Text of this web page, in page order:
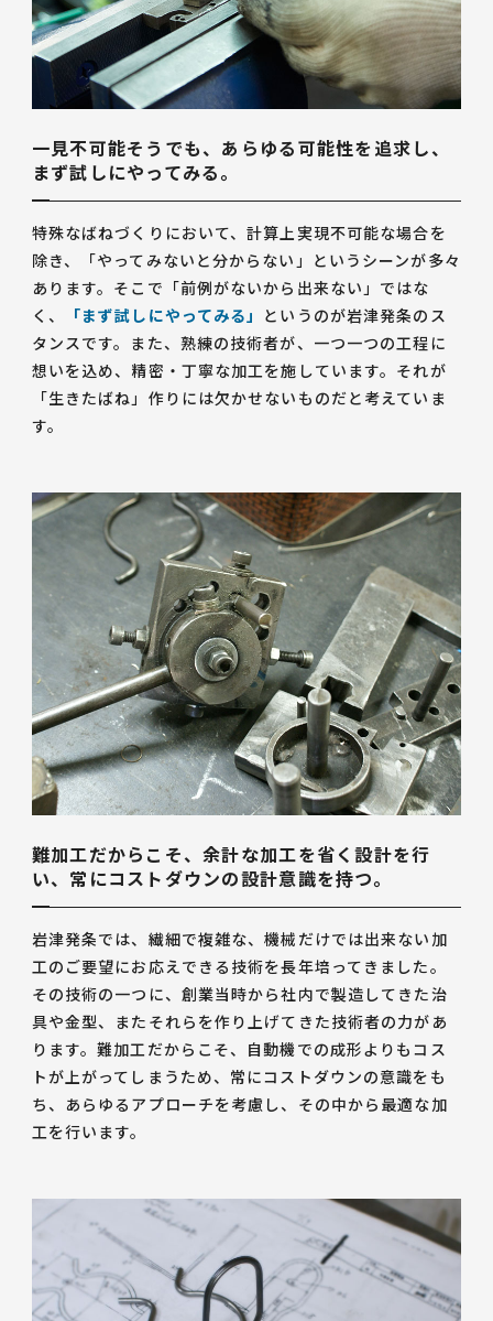
一見不可能そうでも、あらゆる可能性を追求し、
まず試しにやってみる。
特殊なばねづくりにおいて、計算上実現不可能な場合を
除き、「やってみないと分からない」というシーンが多々
あります。そこで「前例がないから出来ない」ではな
く、
「まず試しにやってみる」 というのが岩津発条のス
タンスです。また、熟練の技術者が、一つ一つの工程に
想いを込め、精密・丁寧な加工を施しています。それが
「生きたばね」作りには欠かせないものだと考えていま
す。
難加工だからこそ、余計な加工を省く設計を行
い、常にコストダウンの設計意識を持つ。
岩津発条では、繊細で複雑な、機械だけでは出来ない加
工のご要望にお応えできる技術を長年培ってきました。
その技術の一つに、創業当時から社内で製造してきた治
具や金型、またそれらを作り上げてきた技術者の力があ
ります。難加工だからこそ、自動機での成形よりもコス
トが上がってしまうため、常にコストダウンの意識をも
ち、あらゆるアプローチを考慮し、その中から最適な加
工を行います。